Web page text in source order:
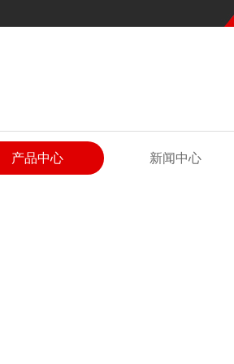
产品中心 新闻中心